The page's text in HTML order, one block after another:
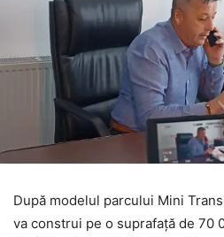
După modelul parcului Mini
va construi pe o suprafață de 70